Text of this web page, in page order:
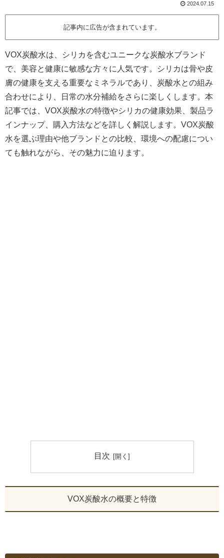
2024.07.15
記事内に広告が含まれています。
VOX炭酸水は、シリカを含むユニークな炭酸水ブランド
で、美容と健康に敏感な方々に人気です。シリカは骨や皮
膚の健康を支える重要なミネラルであり、炭酸水との組み
合わせにより、日常の水分補給をさらに楽しくします。本
記事では、VOX炭酸水の特徴やシリカの健康効果、製品ラ
インナップ、購入方法などを詳しく解説します。VOX炭酸
水を選ぶ理由や他ブランドとの比較、環境への配慮につい
ても触れながら、その魅力に迫ります。
目次
VOX炭酸水の概要と特徴